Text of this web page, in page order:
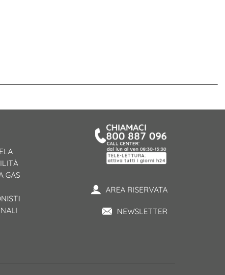
GAS
AREA RISERVATA
NEWSLETTER